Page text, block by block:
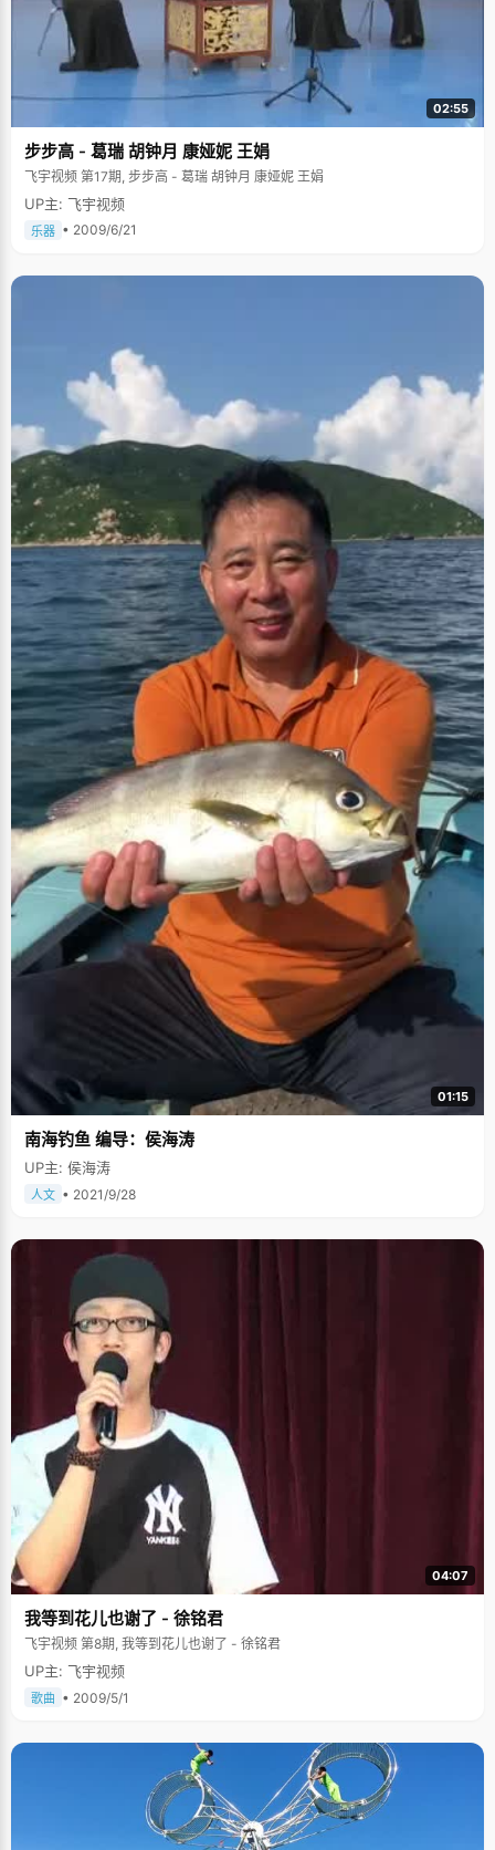
02:55
步步高 - 葛瑞 胡钟月 康娅妮 王娟
飞宇视频 第17期, 步步高 - 葛瑞 胡钟月 康娅妮 王娟
UP主: 飞宇视频
乐器 • 2009/6/21
01:15
南海钓鱼 编导：侯海涛
UP主: 侯海涛
人文 • 2021/9/28
04:07
我等到花儿也谢了 - 徐铭君
飞宇视频 第8期, 我等到花儿也谢了 - 徐铭君
UP主: 飞宇视频
歌曲 • 2009/5/1